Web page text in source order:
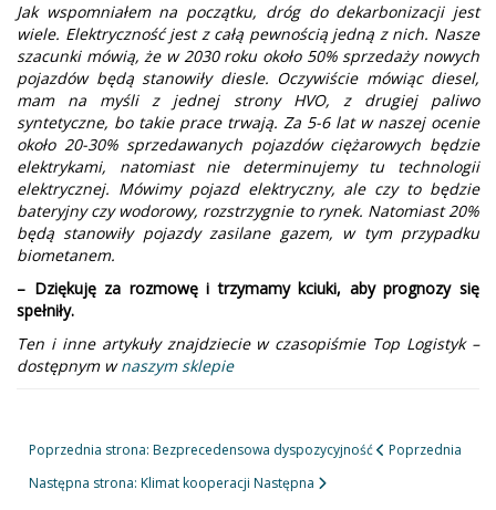
Jak wspomniałem na początku, dróg do dekarbonizacji jest
wiele. Elektryczność jest z całą pewnością jedną z nich. Nasze
szacunki mówią, że w 2030 roku około 50% sprzedaży nowych
pojazdów będą stanowiły diesle. Oczywiście mówiąc diesel,
mam na myśli z jednej strony HVO, z drugiej paliwo
syntetyczne, bo takie prace trwają. Za 5-6 lat w naszej ocenie
około 20-30% sprzedawanych pojazdów ciężarowych będzie
elektrykami, natomiast nie determinujemy tu technologii
elektrycznej. Mówimy pojazd elektryczny, ale czy to będzie
bateryjny czy wodorowy, rozstrzygnie to rynek. Natomiast 20%
będą stanowiły pojazdy zasilane gazem, w tym przypadku
biometanem.
– Dziękuję za rozmowę i trzymamy kciuki, aby prognozy się
spełniły.
Ten i inne artykuły znajdziecie w czasopiśmie Top Logistyk –
dostępnym wnaszym sklepie
Poprzednia strona: Bezprecedensowa dyspozycyjność
Poprzednia
Następna strona: Klimat kooperacji Następna